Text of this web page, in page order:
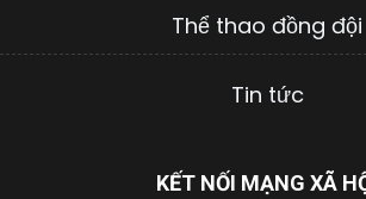
Thể thao đồng đội
Tin tức
KẾT NỐI MẠNG XÃ